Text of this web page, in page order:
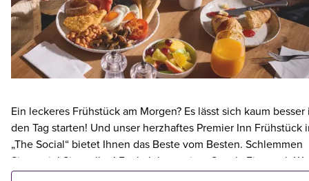
Ein leckeres Frühstück am Morgen? Es lässt sich kaum besser
den Tag starten! Und unser herzhaftes Premier Inn Frühstück
„The Social“ bietet Ihnen das Beste vom Besten. Schlemmen
Sie so viel Sie wollen! Egal ob knuspriger Speck, Eier nach
Tee und Kaffee, Rösti, Toast und vieles mehr. Doch lieber nur